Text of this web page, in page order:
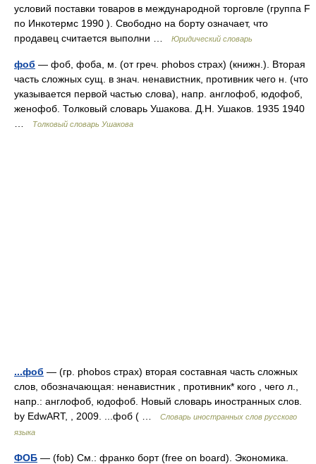
условий поставки товаров в международной торговле (группа F
по Инкотермс 1990 ). Свободно на борту означает, что
продавец считается выполни …
Юридический словарь
фоб — фоб, фоба, м. (от греч. phobos страх) (книжн.). Вторая
часть сложных сущ. в знач. ненавистник, противник чего н. (что
указывается первой частью слова), напр. англофоб, юдофоб,
женофоб. Толковый словарь Ушакова. Д.Н. Ушаков. 1935 1940
Толковый словарь Ушакова
...фоб — (гр. phobos страх) вторая составная часть сложных
слов, обозначающая: ненавистник , противник* кого , чего л.,
напр.: англофоб, юдофоб. Новый словарь иностранных слов.
by EdwART, , 2009. ...фоб ( …
Словарь иностранных слов русского
языка
ФОБ — (fob) См.: франко борт (free on board). Экономика.